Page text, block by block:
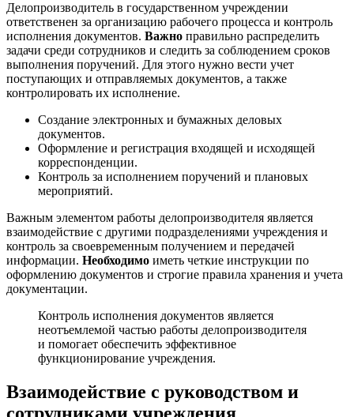
Делопроизводитель в государственном учреждении
ответственен за организацию рабочего процесса и контроль
исполнения документов. Важно правильно распределить
задачи среди сотрудников и следить за соблюдением сроков
выполнения поручений. Для этого нужно вести учет
поступающих и отправляемых документов, а также
контролировать их исполнение.
Создание электронных и бумажных деловых
документов.
Оформление и регистрация входящей и исходящей
корреспонденции.
Контроль за исполнением поручений и плановых
мероприятий.
Важным элементом работы делопроизводителя является
взаимодействие с другими подразделениями учреждения и
контроль за своевременным получением и передачей
информации. Необходимо иметь четкие инструкции по
оформлению документов и строгие правила хранения и учета
документации.
Контроль исполнения документов является
неотъемлемой частью работы делопроизводителя
и помогает обеспечить эффективное
функционирование учреждения.
Взаимодействие с руководством и